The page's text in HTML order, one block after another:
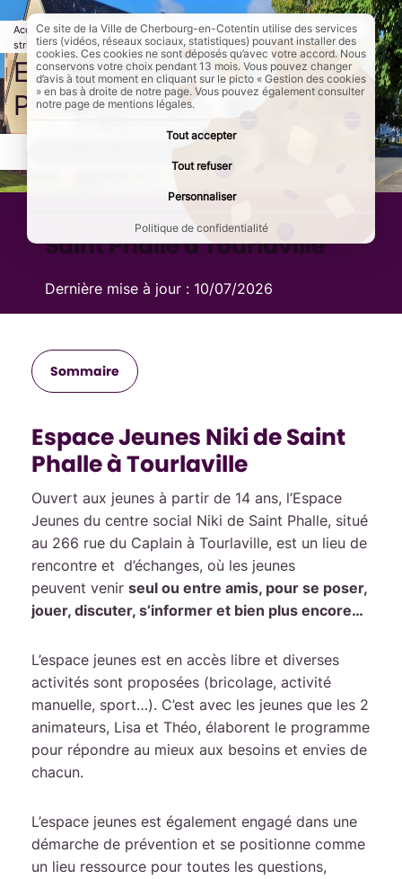
Accueil Au quotidien Jeunesse à Cherbourg-en-Cotentin
Les
structures jeunesse
Page active :
Espace Jeunes Niki de Saint Phalle
Espace Jeunes Niki de Saint
Phalle
L'Espace Jeunes Niki de
Saint Phalle à Tourlaville
Dernière mise à jour : 10/07/2026
Sommaire
Espace Jeunes Niki de Saint
Phalle à Tourlaville
Ouvert aux jeunes à partir de 14 ans, l’Espace
Jeunes du centre social Niki de Saint Phalle, situé
au 266 rue du Caplain à Tourlaville, est un lieu de
rencontre et d’échanges, où les jeunes
peuvent venir seul ou entre amis, pour se poser,
jouer, discuter, s’informer et bien plus encore…
L’espace jeunes est en accès libre et diverses
activités sont proposées (bricolage, activité
manuelle, sport…). C’est avec les jeunes que les 2
animateurs, Lisa et Théo, élaborent le programme
pour répondre au mieux aux besoins et envies de
chacun.
L’espace jeunes est également engagé dans une
démarche de prévention et se positionne comme
un lieu ressource pour toutes les questions,
Ce site de la Ville de Cherbourg-en-Cotentin utilise des services
tiers (vidéos, réseaux sociaux, statistiques) pouvant installer des
cookies. Ces cookies ne sont déposés qu’avec votre accord. Nous
conservons votre choix pendant 13 mois. Vous pouvez changer
d’avis à tout moment en cliquant sur le picto « Gestion des cookies
» en bas à droite de notre page. Vous pouvez également consulter
notre page de mentions légales.
Tout accepter
Tout refuser
Personnaliser
Politique de confidentialité